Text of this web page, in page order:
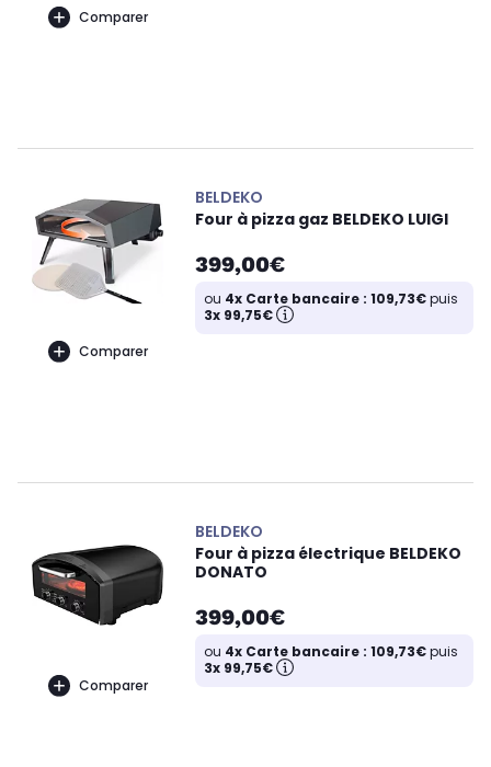
Comparer
Comparer
BELDEKO
Four à pizza gaz BELDEKO LUIGI
399,00€
ou 4x Carte bancaire : 109,73€puis
3x 99,75€
Comparer
BELDEKO
Four à pizza électrique BELDEKO
DONATO
399,00€
ou 4x Carte bancaire : 109,73€puis
3x 99,75€